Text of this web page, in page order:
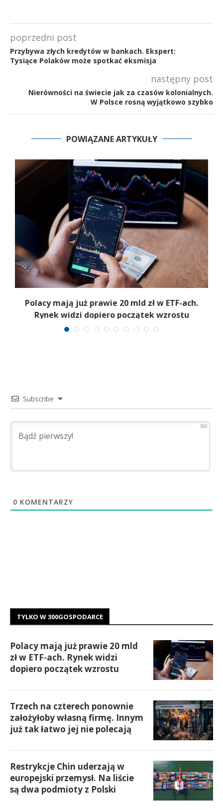
poprzedni post
Przybywa złych kredytów w bankach. Ekspert:
Tysiące Polaków może spotkać eksmisja
następny post
Nierówności na świecie jak za czasów kolonialnych.
W Polsce rosną wyjątkowo szybko
POWIĄZANE ARTYKUŁY
Polacy mają już prawie 20 mld zł w ETF-ach.
Rynek widzi dopiero początek wzrostu
Subscribe
500
0 KOMENTARZY
TYLKO W 300GOSPODARCE
Polacy mają już prawie 20 mld
zł w ETF-ach. Rynek widzi
dopiero początek wzrostu
Trzech na czterech ponownie
założyłoby własną firmę. Innym
już tak łatwo jej nie polecają
Restrykcje Chin uderzają w
europejski przemysł. Na liście
są dwa podmioty z Polski